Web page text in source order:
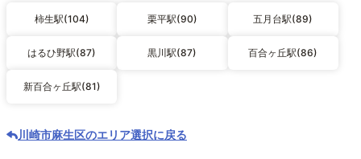
柿生駅(104) 栗平駅(90) 五月台駅(89)
はるひ野駅(87) 黒川駅(87) 百合ヶ丘駅(86)
新百合ヶ丘駅(81)
川崎市麻生区のエリア選択に戻る